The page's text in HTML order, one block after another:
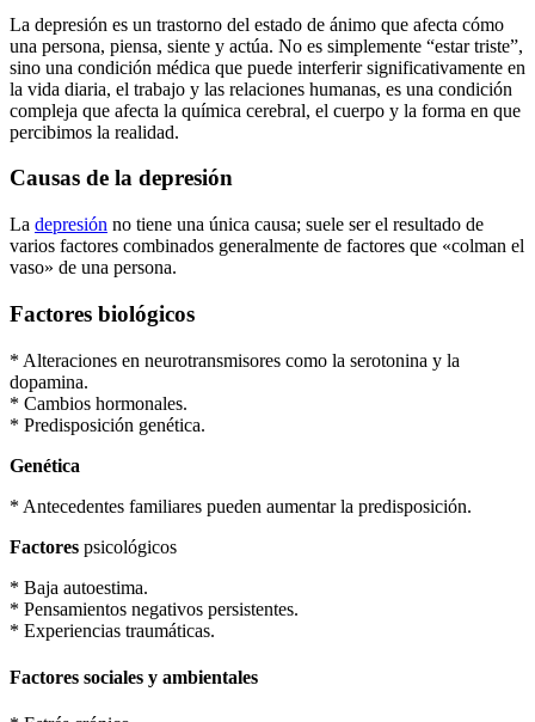
La depresión es un trastorno del estado de ánimo que afecta cómo
una persona, piensa, siente y actúa. No es simplemente “estar triste”,
sino una condición médica que puede interferir significativamente en
la vida diaria, el trabajo y las relaciones humanas, es una condición
compleja que afecta la química cerebral, el cuerpo y la forma en que
percibimos la realidad.
Causas de la depresión
La depresión no tiene una única causa; suele ser el resultado de
varios factores combinados generalmente de factores que «colman el
vaso» de una persona.
Factores biológicos
* Alteraciones en neurotransmisores como la serotonina y la
dopamina.
* Cambios hormonales.
* Predisposición genética.
Genética
* Antecedentes familiares pueden aumentar la predisposición.
Factores psicológicos
* Baja autoestima.
* Pensamientos negativos persistentes.
* Experiencias traumáticas.
Factores sociales y ambientales